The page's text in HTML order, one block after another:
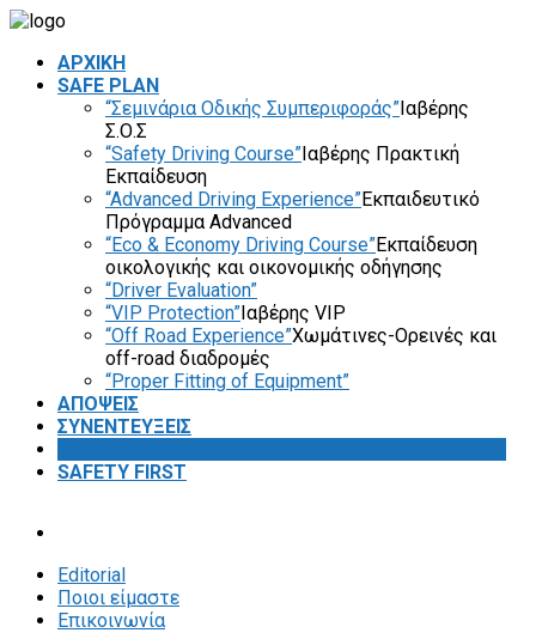
ΑΡΧΙΚΗ
SAFE PLAN
“Σεμινάρια Οδικής Συμπεριφοράς”Ιαβέρης
Σ.Ο.Σ
“Safety Driving Course”Ιαβέρης Πρακτική
Εκπαίδευση
“Advanced Driving Experience”Εκπαιδευτικό
Πρόγραμμα Advanced
“Eco & Economy Driving Course”Εκπαίδευση
οικολογικής και οικονομικής οδήγησης
“Driver Evaluation”
“VIP Protection”Ιαβέρης VIP
“Off Road Experience”Χωμάτινες-Ορεινές και
off-road διαδρομές
“Proper Fitting of Equipment”
ΑΠΟΨΕΙΣ
ΣΥΝΕΝΤΕΥΞΕΙΣ
SAFETY FIRST
Editorial
Ποιοι είμαστε
Επικοινωνία